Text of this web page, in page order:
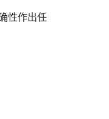
性作出任